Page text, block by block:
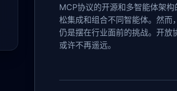
MCP协议的开源和多智能体架
松集成和组合不同智能体。然而
仍是摆在行业面前的挑战。开放
或许不再遥远。